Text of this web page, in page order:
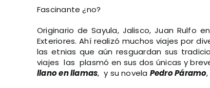
Fascinante ¿no?
Originario de Sayula, Jalisco, Juan Rulfo
Exteriores. Ahí realizó muchos viajes por
las etnias que aún resguardan sus
viajes las plasmó en sus dos únicas y
llano en llamas, y su novela Pedro Páramo